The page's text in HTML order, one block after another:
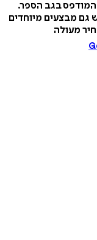
המודפס בגב הספר.
גם מבצעים מיוחדים
מעולה